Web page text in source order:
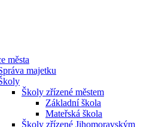
města
majetku
Školy zřízené městem
Základní škola
Mateřská škola
Školy zřízené Jihomoravským